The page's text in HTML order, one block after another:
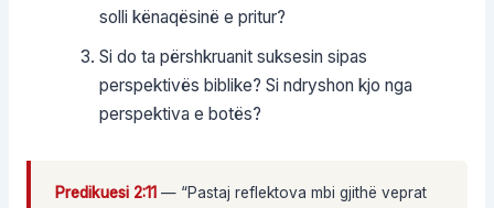
solli kënaqësinë e pritur?
Si do ta përshkruanit suksesin sipas
perspektivës biblike? Si ndryshon kjo nga
perspektiva e botës?
Predikuesi 2:11 — “Pastaj reflektova mbi gjithë veprat